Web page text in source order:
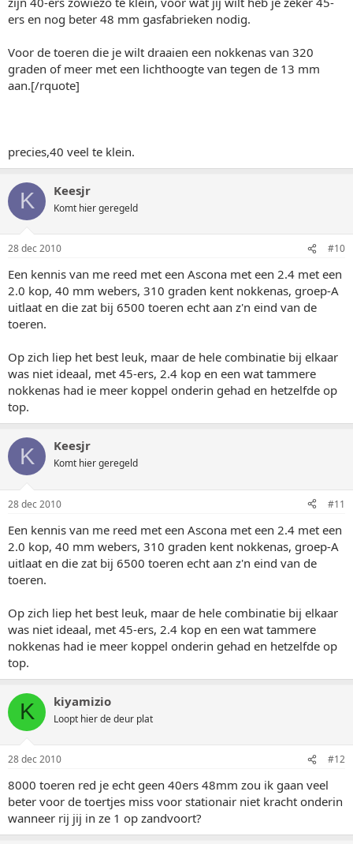
ers en nog beter 48 mm gasfabrieken nodig.
Voor de toeren die je wilt draaien een nokkenas van 320
graden of meer met een lichthoogte van tegen de 13 mm
aan.[/rquote]
precies,40 veel te klein.
K Keesjr
Komt hier geregeld
28 dec 2010 #10
Een kennis van me reed met een Ascona met een 2.4 met een
2.0 kop, 40 mm webers, 310 graden kent nokkenas, groep-A
uitlaat en die zat bij 6500 toeren echt aan z'n eind van de
toeren.
Op zich liep het best leuk, maar de hele combinatie bij elkaar
was niet ideaal, met 45-ers, 2.4 kop en een wat tammere
nokkenas had ie meer koppel onderin gehad en hetzelfde op
top.
K Keesjr
Komt hier geregeld
28 dec 2010 #11
Een kennis van me reed met een Ascona met een 2.4 met een
2.0 kop, 40 mm webers, 310 graden kent nokkenas, groep-A
uitlaat en die zat bij 6500 toeren echt aan z'n eind van de
toeren.
Op zich liep het best leuk, maar de hele combinatie bij elkaar
was niet ideaal, met 45-ers, 2.4 kop en een wat tammere
nokkenas had ie meer koppel onderin gehad en hetzelfde op
top.
K kiyamizio
Loopt hier de deur plat
28 dec 2010 #12
8000 toeren red je echt geen 40ers 48mm zou ik gaan veel
beter voor de toertjes miss voor stationair niet kracht onderin
wanneer rij jij in ze 1 op zandvoort?